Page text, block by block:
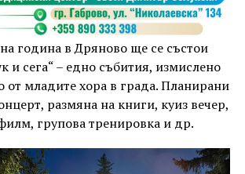
година в Дряново ще се състои
и сега“ – едно събития, измислено
от младите хора в града. Планирани
размяна на книги, куиз вечер,
групова тренировка и др.